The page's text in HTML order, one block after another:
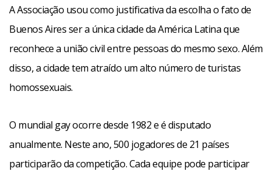
A Associação usou como justificativa da escolha o fato de
Buenos Aires ser a única cidade da América Latina que
reconhece a união civil entre pessoas do mesmo sexo. Além
disso, a cidade tem atraído um alto número de turistas
homossexuais.
O mundial gay ocorre desde 1982 e é disputado
anualmente. Neste ano, 500 jogadores de 21 países
participarão da competição. Cada equipe pode participar